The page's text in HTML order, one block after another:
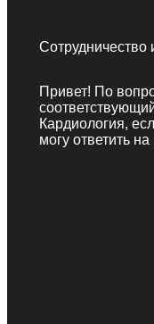
Сотрудничество
Привет! По
Кардиология,
могу ответить